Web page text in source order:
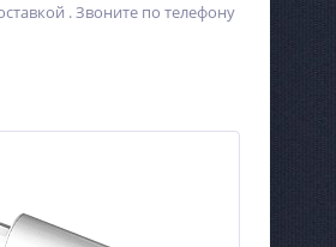
. Звоните по телефону